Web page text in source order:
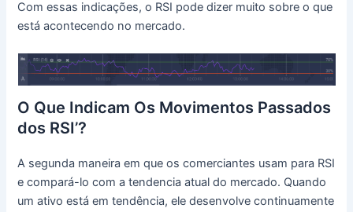
Com essas indicações, o RSI pode dizer muito sobre o que
está acontecendo no mercado.
O Que Indicam Os Movimentos Passados
dos RSI’?
A segunda maneira em que os comerciantes usam para RSI
e compará-lo com a tendencia atual do mercado. Quando
um ativo está em tendência, ele desenvolve continuamente